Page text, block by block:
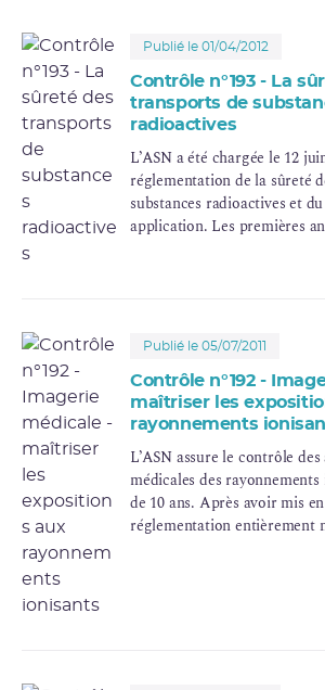
Publié le 01/04/2012
Contrôle n°193 - La
transports de
radioactives
L’ASN a été chargée le 12
réglementation de la sûreté
substances radioactives et
application. Les premières
et de sûreté nucléaire (
(IRSN).
Publié le 05/07/2011
Contrôle n°192 -
maîtriser les
rayonnements
L’ASN assure le contrôle
médicales des
de 10 ans. Après avoir mis
réglementation entièrement